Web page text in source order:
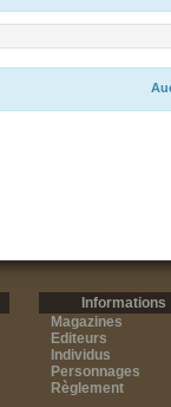
Informations
Magazines
Editeurs
Individus
Personnages
Règlement